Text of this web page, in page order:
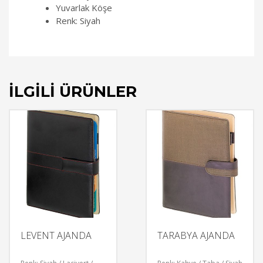
Yuvarlak Köşe
Renk: Siyah
İLGILI ÜRÜNLER
LEVENT AJANDA TARABYA AJANDA